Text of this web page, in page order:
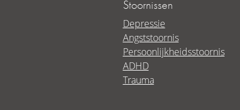
Stoornissen
Depressie
Angststoornis
Persoonlijkheidsstoornis
ADHD
Trauma